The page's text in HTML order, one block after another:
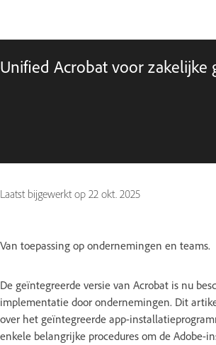
Unified Acrobat voor zakelijke
Laatst bijgewerkt op 22 okt. 2025
Van toepassing op ondernemingen en teams.
De geïntegreerde versie van Acrobat is nu
implementatie door ondernemingen. Dit
over het geïntegreerde app-
enkele belangrijke procedures om de Adobe-